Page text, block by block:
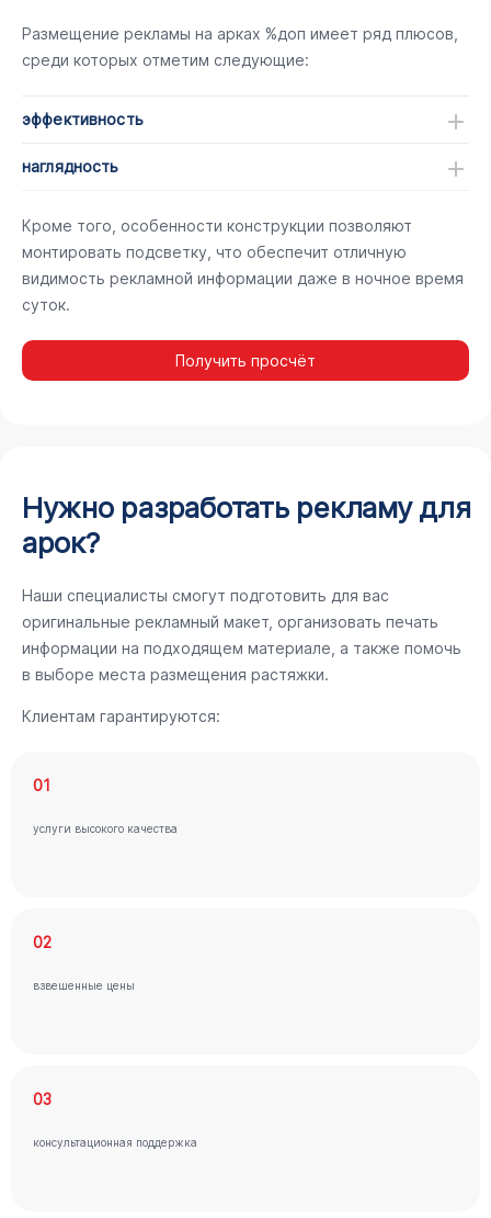
Размещение рекламы на арках %доп имеет ряд плюсов,
среди которых отметим следующие:
эффективность
наглядность
Кроме того, особенности конструкции позволяют
монтировать подсветку, что обеспечит отличную
видимость рекламной информации даже в ночное время
суток.
Получить просчёт
Нужно разработать рекламу для
арок?
Наши специалисты смогут подготовить для вас
оригинальные рекламный макет, организовать печать
информации на подходящем материале, а также помочь
в выборе места размещения растяжки.
Клиентам гарантируются:
01
услуги высокого качества
02
взвешенные цены
03
консультационная поддержка